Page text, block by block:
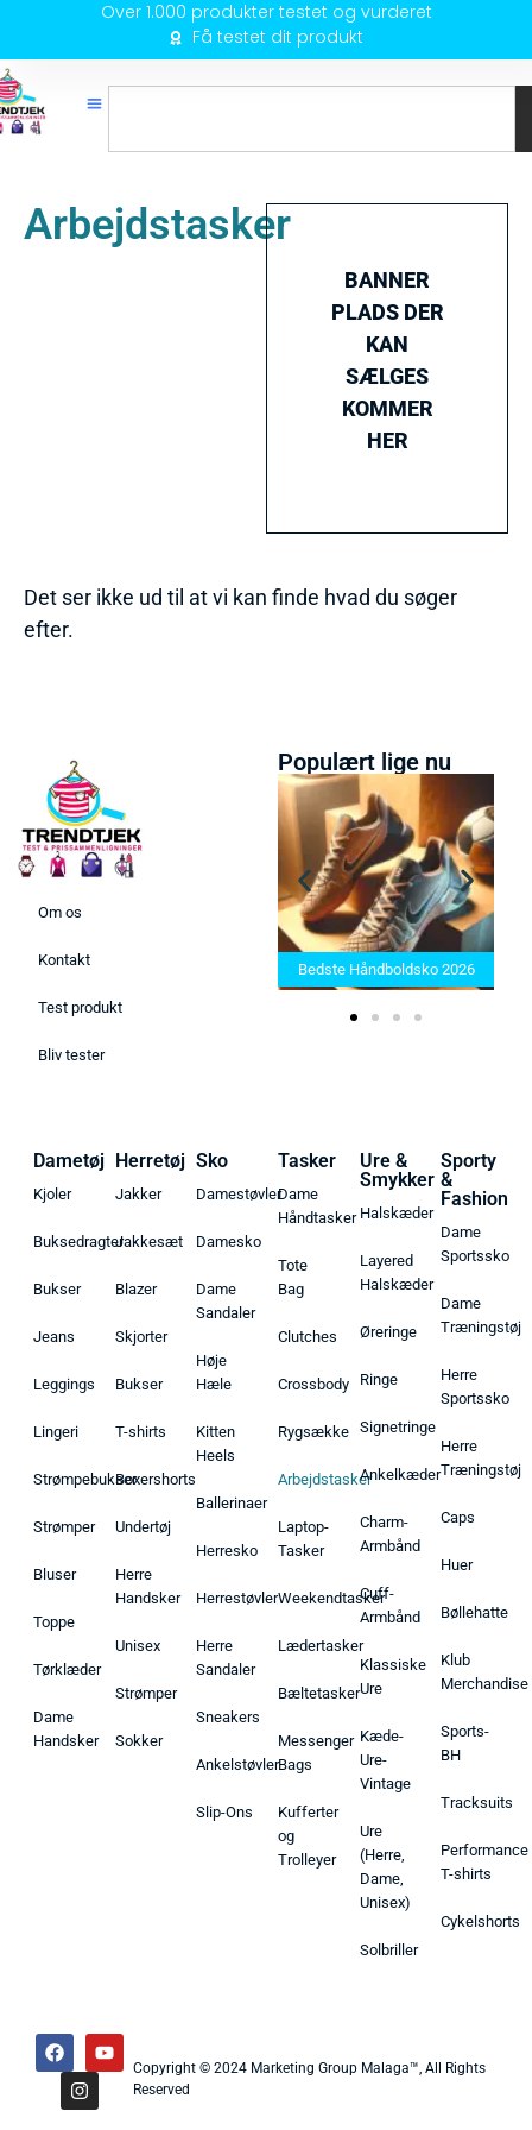
Over 1.000 produkter testet og vurderet
Få testet dit produkt
Arbejdstasker
BANNER
PLADS DER
KAN
SÆLGES
KOMMER
HER
Det ser ikke ud til at vi kan finde hvad du søger
efter.
Om os
Kontakt
Test produkt
Bliv tester
Populært lige nu
Bedste Saunatæppe 2025 –
Find de bedste produkter her!
Bedste Håndboldsko 2026
Dametøj
Kjoler
Buksedragter
Bukser
Jeans
Leggings
Lingeri
Strømpebukser
Strømper
Bluser
Toppe
Tørklæder
Dame
Handsker
Herretøj
Jakker
Jakkesæt
Blazer
Skjorter
Bukser
T-shirts
Boxershorts
Undertøj
Herre
Handsker
Unisex
Strømper
Sokker
Sko
Damestøvler
Damesko
Dame
Sandaler
Høje
Hæle
Kitten
Heels
Ballerinaer
Herresko
Herrestøvler
Herre
Sandaler
Sneakers
Ankelstøvler
Slip-Ons
Tasker
Dame
Håndtasker
Tote
Bag
Clutches
Crossbody
Rygsække
Arbejdstasker
Laptop-
Tasker
Weekendtasker
Lædertasker
Bæltetasker
Messenger
Bags
Kufferter
og
Trolleyer
Ure &
Smykker
Halskæder
Layered
Halskæder
Øreringe
Ringe
Signetringe
Ankelkæder
Charm-
Armbånd
Cuff-
Armbånd
Klassiske
Ure
Kæde-
Ure-
Vintage
Ure
(Herre,
Dame,
Unisex)
Solbriller
Sporty
&
Fashion
Dame
Sportssko
Dame
Træningstøj
Herre
Sportssko
Herre
Træningstøj
Caps
Huer
Bøllehatte
Klub
Merchandise
Sports-
BH
Tracksuits
Performance
T-shirts
Cykelshorts
Copyright © 2024 Marketing Group Malaga™, All Rights
Reserved